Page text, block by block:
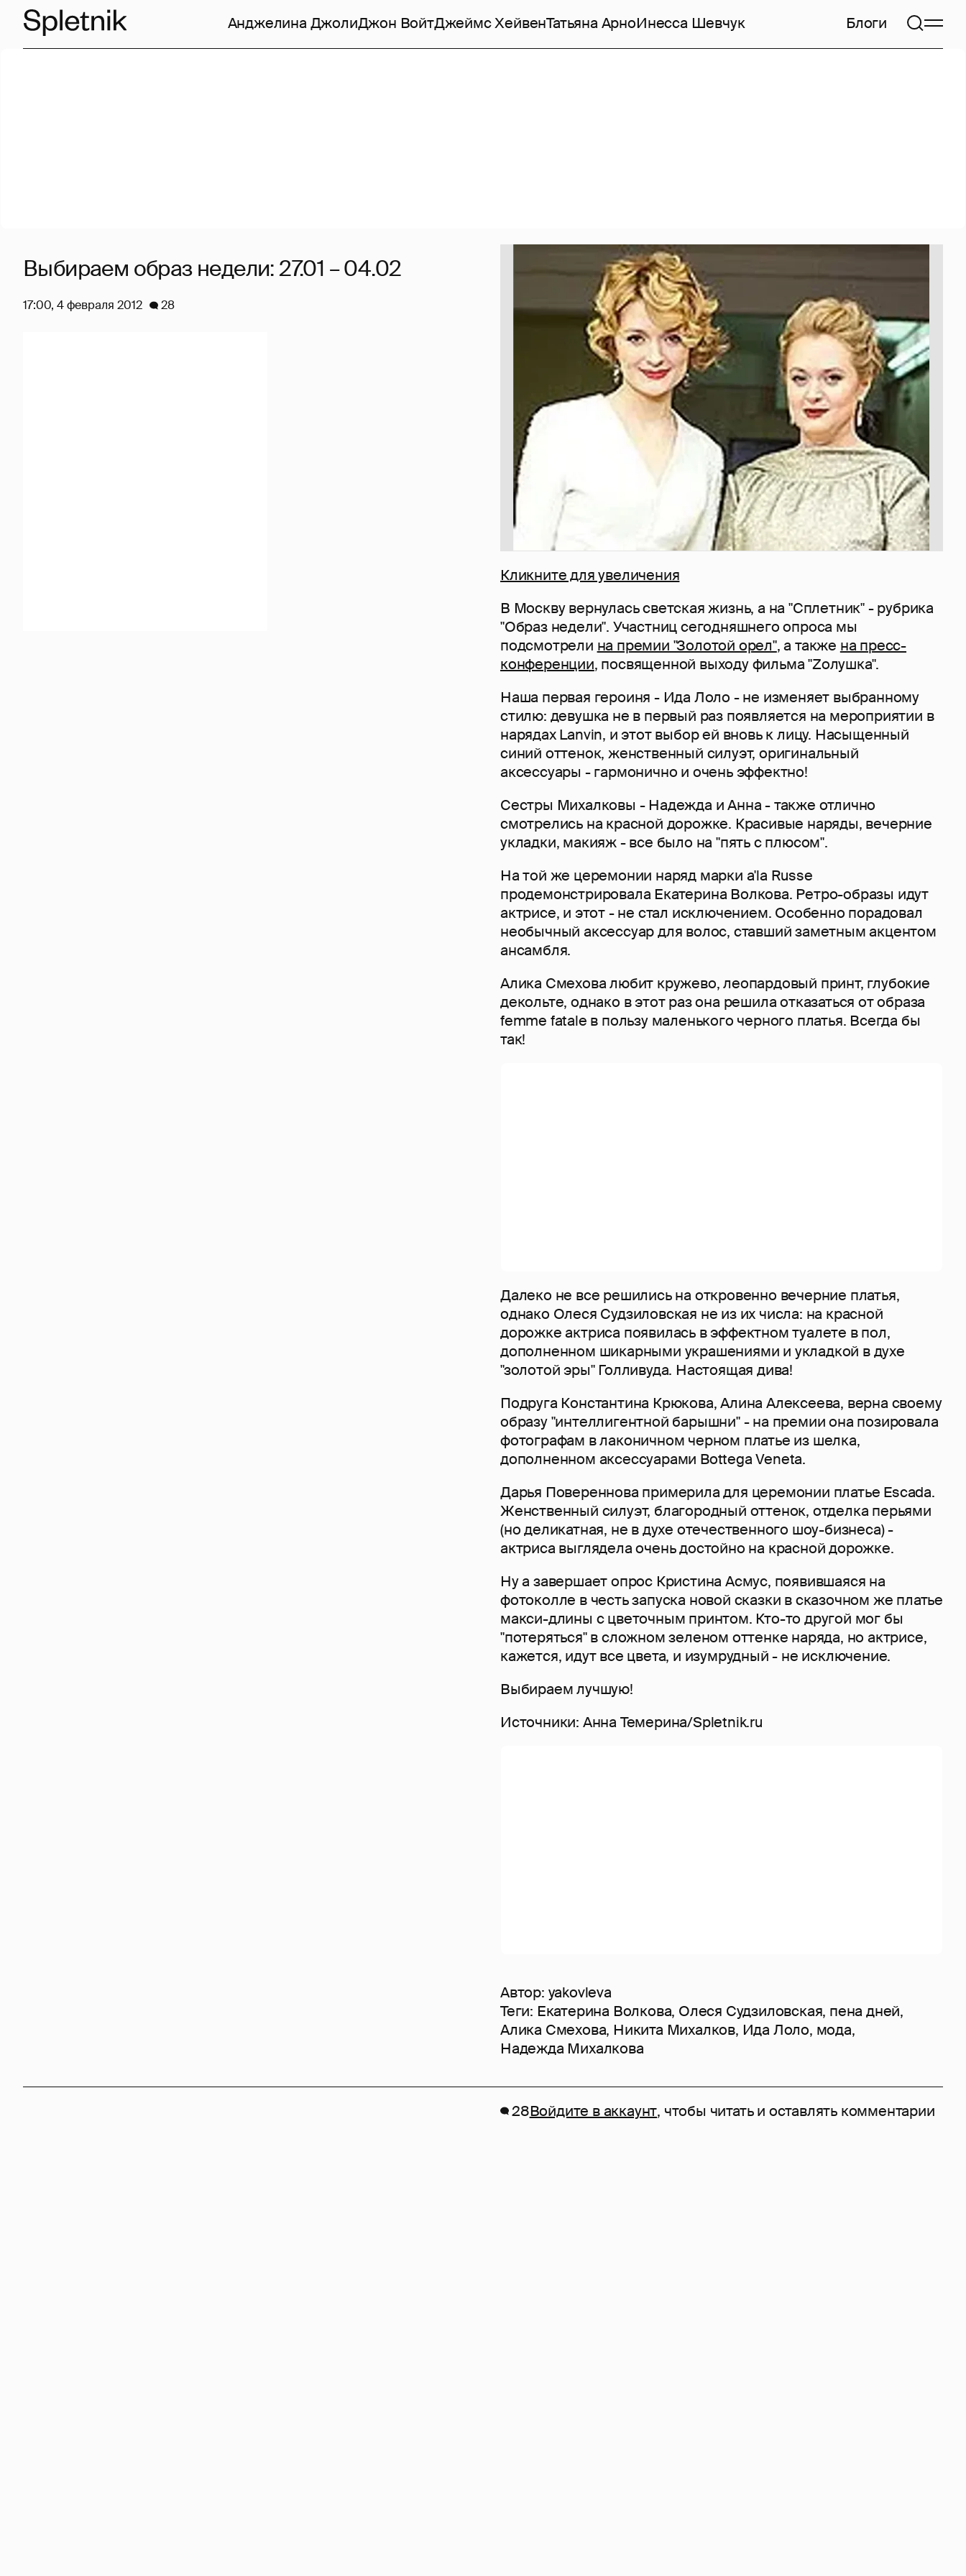
Анджелина ДжолиДжон ВойтДжеймс ХейвенТатьяна АрноИнесса Шевчук Блоги
Кликните для увеличения
В Москву вернулась светская жизнь, а на "Сплетник" - рубрика
"Образ недели". Участниц сегодняшнего опроса мы
подсмотрели на премии "Золотой орел", а также на пресс-
конференции, посвященной выходу фильма "Zолушка".
Наша первая героиня - Ида Лоло - не изменяет выбранному
стилю: девушка не в первый раз появляется на мероприятии в
нарядах Lanvin, и этот выбор ей вновь к лицу. Насыщенный
синий оттенок, женственный силуэт, оригинальный
аксессуары - гармонично и очень эффектно!
Сестры Михалковы - Надежда и Анна - также отлично
смотрелись на красной дорожке. Красивые наряды, вечерние
укладки, макияж - все было на "пять с плюсом".
На той же церемонии наряд марки a'la Russe
продемонстрировала Екатерина Волкова. Ретро-образы идут
актрисе, и этот - не стал исключением. Особенно порадовал
необычный аксессуар для волос, ставший заметным акцентом
ансамбля.
Алика Смехова любит кружево, леопардовый принт, глубокие
декольте, однако в этот раз она решила отказаться от образа
femme fatale в пользу маленького черного платья. Всегда бы
так!
Далеко не все решились на откровенно вечерние платья,
однако Олеся Судзиловская не из их числа: на красной
дорожке актриса появилась в эффектном туалете в пол,
дополненном шикарными украшениями и укладкой в духе
"золотой эры" Голливуда. Настоящая дива!
Подруга Константина Крюкова, Алина Алексеева, верна своему
образу "интеллигентной барышни" - на премии она позировала
фотографам в лаконичном черном платье из шелка,
дополненном аксессуарами Bottega Veneta.
Дарья Повереннова примерила для церемонии платье Escada.
Женственный силуэт, благородный оттенок, отделка перьями
(но деликатная, не в духе отечественного шоу-бизнеса) -
актриса выглядела очень достойно на красной дорожке.
Ну а завершает опрос Кристина Асмус, появившаяся на
фотоколле в честь запуска новой сказки в сказочном же платье
макси-длины с цветочным принтом. Кто-то другой мог бы
"потеряться" в сложном зеленом оттенке наряда, но актрисе,
кажется, идут все цвета, и изумрудный - не исключение.
Выбираем лучшую!
Источники: Анна Темерина/Spletnik.ru
Автор: yakovleva
Теги: Екатерина Волкова, Олеся Судзиловская, пена дней,
Алика Смехова, Никита Михалков, Ида Лоло, мода,
Надежда Михалкова
Выбираем образ недели: 27.01 – 04.02
17:00, 4 февраля 2012 28
28Войдите в аккаунт, чтобы читать и оставлять комментарии